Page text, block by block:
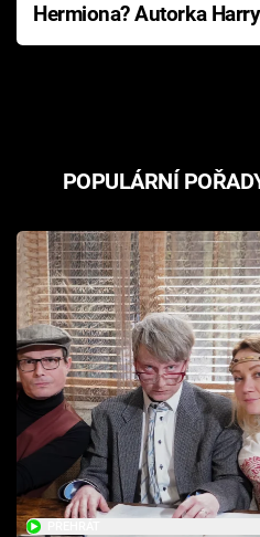
Hermiona? Autorka
Pottera přišla s ráznou
POPULÁRNÍ